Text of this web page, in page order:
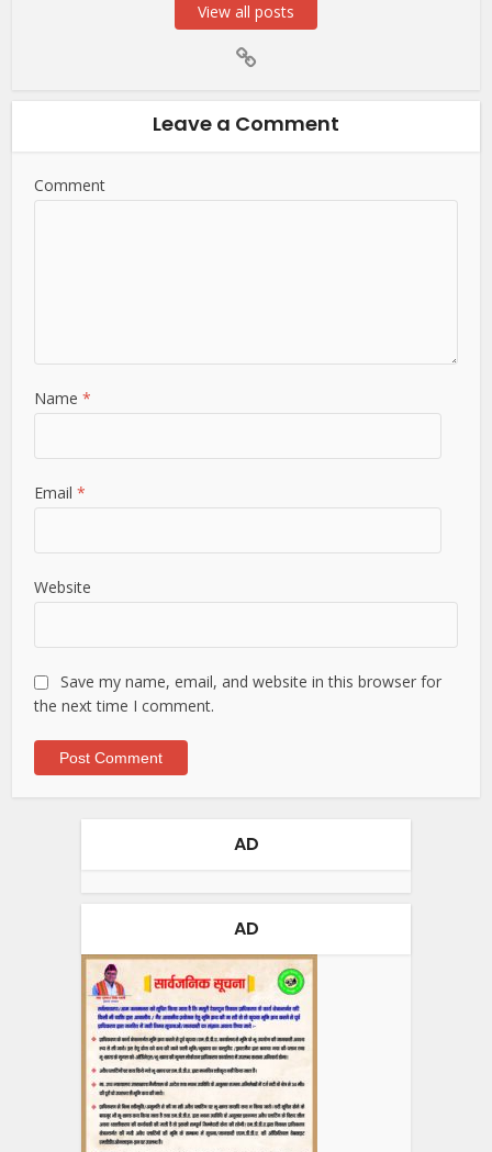
View all posts
Leave a Comment
Comment
Name*
Email*
Website
Save my name, email, and website in this browser for
the next time I comment.
AD
AD